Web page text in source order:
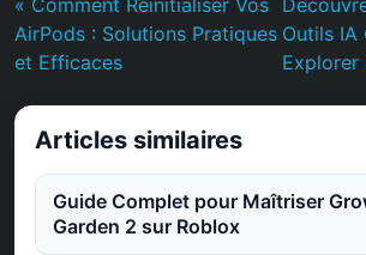
AirPods : Solutions Pratiques
et Efficaces
Outils IA
Explorer
Articles similaires
Guide Complet pour Maîtriser
Garden 2 sur Roblox